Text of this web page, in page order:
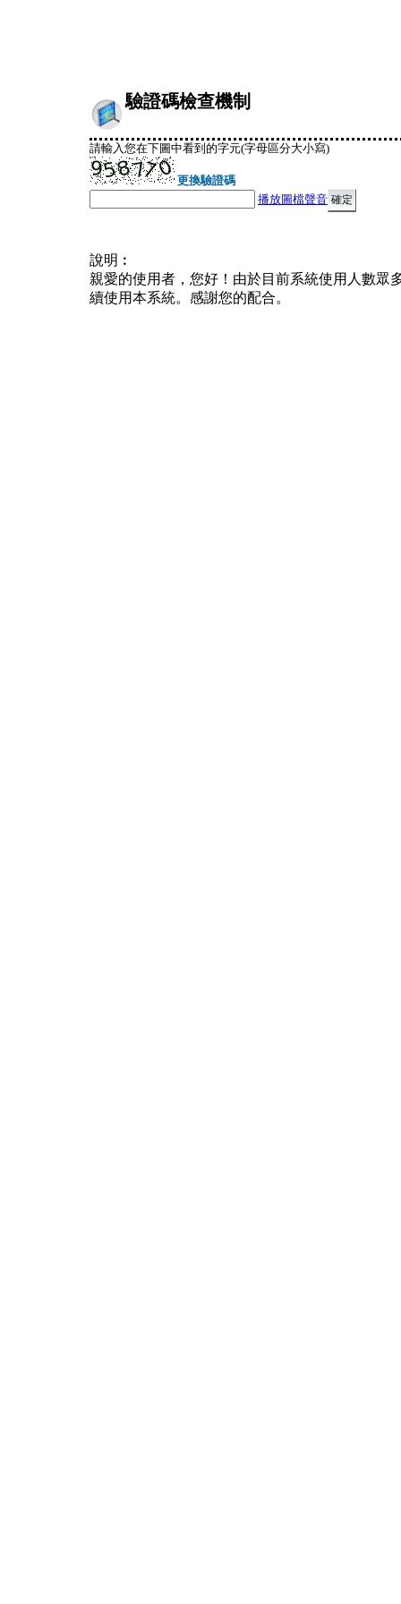
驗證碼檢查機制
請輸入您在下圖中看到的字元(字母區分大小寫)
更換驗證碼
播放圖檔聲音
說明︰
親愛的使用者，您好！由於目前系統使用人數眾
續使用本系統。感謝您的配合。